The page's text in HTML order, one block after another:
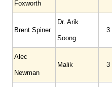
Foxworth
Brent Spiner
Dr. Arik
Soong
3
Alec
Newman
Malik 3